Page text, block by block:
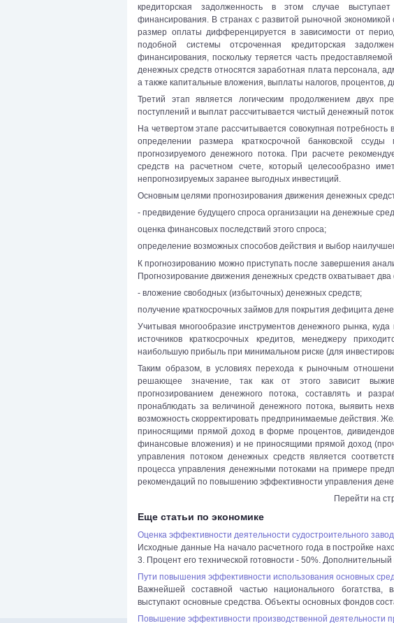
кредиторская задолженность в этом случае
финансирования. В странах с развитой рыночной
размер оплаты дифференцируется в зависимости от
подобной системы отсроченная кредиторская
финансирования, поскольку теряется часть
денежных средств относятся заработная плата персонала,
а также капитальные вложения, выплаты налогов, процентов,
Третий этап является логическим продолжением двух
поступлений и выплат рассчитывается чистый денежный поток
На четвертом этапе рассчитывается совокупная
определении размера краткосрочной банковской
прогнозируемого денежного потока. При расчете
средств на расчетном счете, который целесообразно
непрогнозируемых заранее выгодных инвестиций.
Основным целями прогнозирования движения денежных
- предвидение будущего спроса организации на денежные
оценка финансовых последствий этого спроса;
определение возможных способов действия и выбор
К прогнозированию можно приступать после завершения
Прогнозирование движения денежных средств охватывает
- вложение свободных (избыточных) денежных средств;
получение краткосрочных займов для покрытия дефицита
Учитывая многообразие инструментов денежного рынка,
источников краткосрочных кредитов, менеджеру
наибольшую прибыль при минимальном риске (для
Таким образом, в условиях перехода к рыночным
решающее значение, так как от этого зависит
прогнозированием денежного потока, составлять и
пронаблюдать за величиной денежного потока, выявить
возможность скорректировать предпринимаемые действия.
приносящими прямой доход в форме процентов,
финансовые вложения) и не приносящими прямой доход
управления потоком денежных средств является
процесса управления денежными потоками на примере
рекомендаций по повышению эффективности управления
Перейти на
Еще статьи по экономике
Оценка эффективности деятельности судостроительного
Исходные данные На начало расчетного года в постройке
3. Процент его технической готовности - 50%.
Пути повышения эффективности использования основных
Важнейшей составной частью национального
выступают основные средства. Объекты основных фондов
Повышение эффективности производственной деятельности